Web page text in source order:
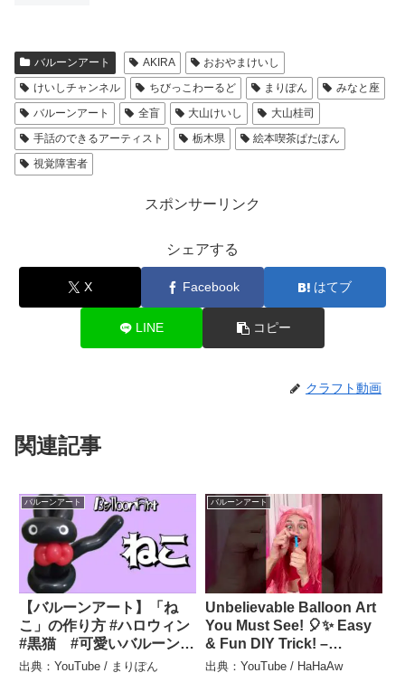
バルーンアート AKIRA
おおやまけいし
けいしチャンネル
ちびっこわーるど まりぽん
みなと座
バルーンアート
全盲 大山けいし
大山桂司
手話のできるアーティスト
栃木県
絵本喫茶ぱたぽん
視覚障害者
スポンサーリンク
シェアする
X Facebook はてブ
LINE コピー
クラフト動画
関連記事
バルーンアート
【バルーンアート】「ね
こ」の作り方 #ハロウィン
#黒猫 #可愛いバルーンア
ート – まりぽんmaripon
出典：YouTube / まりぽん
バルーンアート
Unbelievable Balloon Art
You Must See! 🎈✨ Easy
& Fun DIY Trick! –
HaHaAw
出典：YouTube / HaHaAw